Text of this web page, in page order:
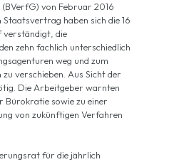
von Februar 2016
Staatsvertrag haben sich die 16
verständigt, die
zehn fachlich unterschiedlich
weg und zum
verschieben. Aus Sicht der
Die Arbeitgeber warnten
Bürokratie sowie zu einer
von zukünftigen Verfahren
für die jährlich